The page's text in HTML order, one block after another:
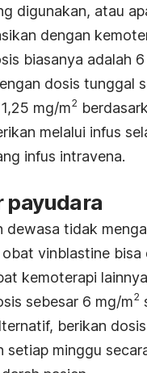
digunakan, atau
dengan
biasanya adalah
dosis tunggal
mg/m2
melalui infus
infus intravena.
payudara
dewasa tidak
obat vinblastine bisa
kemoterapi
sebesar 6 mg/m2
berikan
setiap minggu